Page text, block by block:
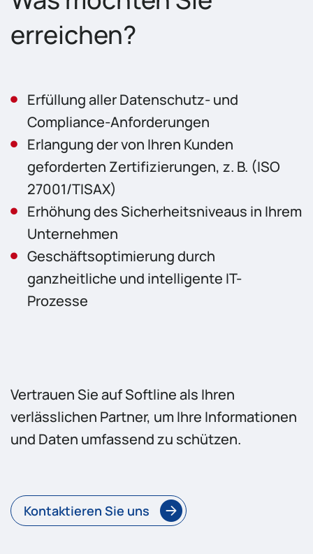
erreichen?
Erfüllung aller Datenschutz- und
Compliance-Anforderungen
Erlangung der von Ihren Kunden
geforderten Zertifizierungen, z. B. (ISO
27001/TISAX)
Erhöhung des Sicherheitsniveaus in Ihrem
Unternehmen
Geschäftsoptimierung durch
ganzheitliche und intelligente IT-
Prozesse
Vertrauen Sie auf Softline als Ihren
verlässlichen Partner, um Ihre Informationen
und Daten umfassend zu schützen.
Kontaktieren Sie uns